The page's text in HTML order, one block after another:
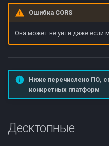
Ошибка CORS
Она может не уйти даже если
Ниже перечислено ПО,
конкретных платформ
Десктопные